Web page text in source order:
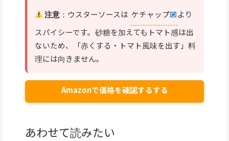
注意 ：ウスターソースは ケチャップ
より
スパイシーです。砂糖を加えてもトマト感は出
ないため、「赤くする・トマト風味を出す」料
理には向きません。
Amazonで価格を確認するする
あわせて読みたい